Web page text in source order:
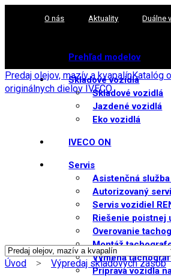
O nás Aktuality Duálne
Prehľad modelov
Skladové vozidlá
Skladové vozidlá
Jazdené vozidlá
Eko vozidlá
IVECO ON
Servis
Asistenčná služba
Autorizovaný
Servis vozidiel
Riešenie poistnej
Overovanie
Montáž
Výmena
Príprava vozidla
Predaj olejov, mazív a kvapalínKatalóg
originálnych dielov IVECO
Úvod > Výpredaj skladových zásob